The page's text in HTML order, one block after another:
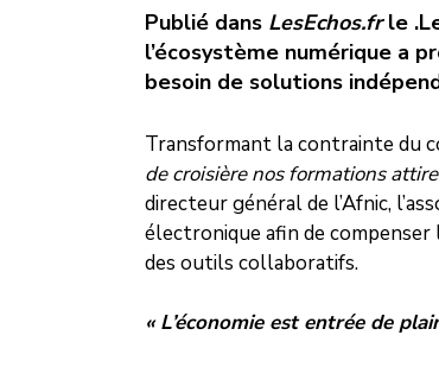
Publié dans LesEchos.frle
l’écosystème numérique a
besoin de solutions
Transformant la contrainte du
de croisière nos formations
directeur général de l’Afnic,
électronique afin de compenser
des outils collaboratifs.
« L’économie est entrée de